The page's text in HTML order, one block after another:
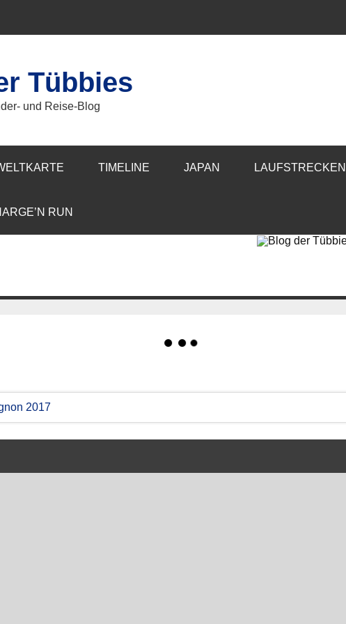
Tübbies
und Reise-Blog
TIMELINE JAPAN LAUFSTRECKEN
RUN
2017